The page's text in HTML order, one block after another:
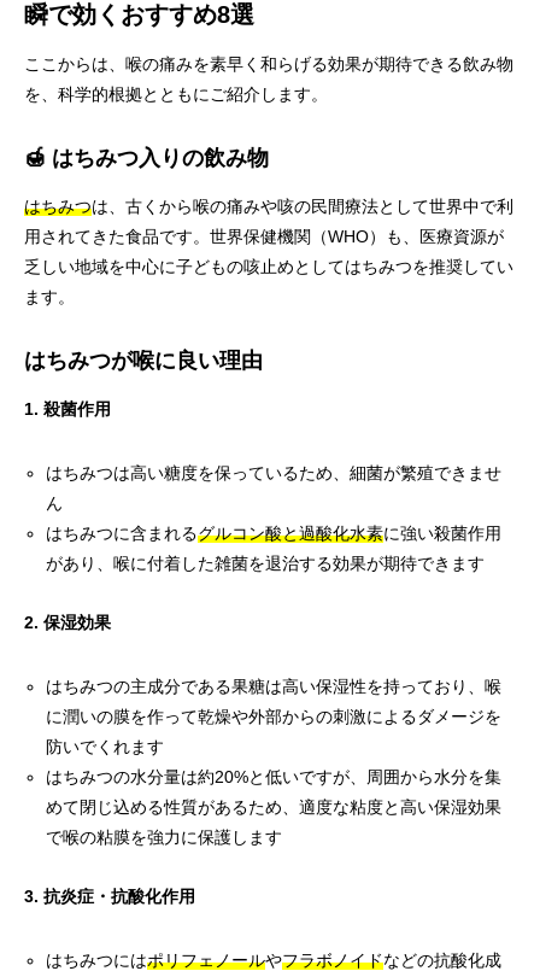
瞬で効くおすすめ8選
ここからは、喉の痛みを素早く和らげる効果が期待できる飲み物
を、科学的根拠とともにご紹介します。
🍯 はちみつ入りの飲み物
はちみつは、古くから喉の痛みや咳の民間療法として世界中で利
用されてきた食品です。世界保健機関（WHO）も、医療資源が
乏しい地域を中心に子どもの咳止めとしてはちみつを推奨してい
ます。
はちみつが喉に良い理由
1. 殺菌作用
はちみつは高い糖度を保っているため、細菌が繁殖できませ
ん
はちみつに含まれるグルコン酸と過酸化水素に強い殺菌作用
があり、喉に付着した雑菌を退治する効果が期待できます
2. 保湿効果
はちみつの主成分である果糖は高い保湿性を持っており、喉
に潤いの膜を作って乾燥や外部からの刺激によるダメージを
防いでくれます
はちみつの水分量は約20%と低いですが、周囲から水分を集
めて閉じ込める性質があるため、適度な粘度と高い保湿効果
で喉の粘膜を強力に保護します
3. 抗炎症・抗酸化作用
はちみつにはポリフェノールやフラボノイドなどの抗酸化成